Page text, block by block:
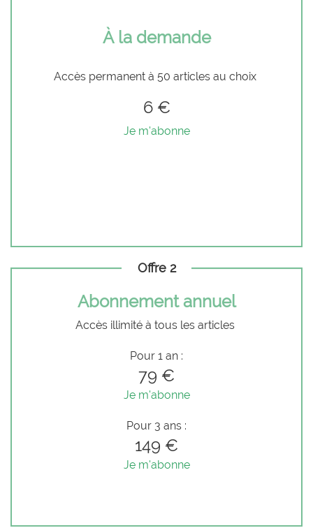
À la demande
Accès permanent à 50 articles au choix
6 €
Je m'abonne
Offre 2
Abonnement annuel
Accès illimité à tous les articles
Pour 1 an :
79 €
Je m'abonne
Pour 3 ans :
149 €
Je m'abonne